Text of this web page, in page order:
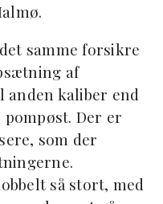
samme forsikre
af
anden kaliber end
Der er
som der
så stort, med